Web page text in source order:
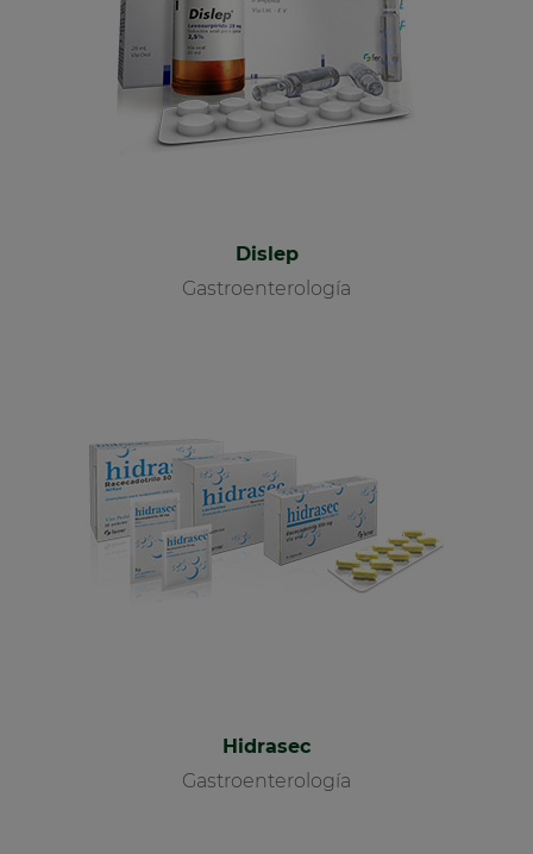
Dislep
Gastroenterología
Hidrasec
Gastroenterología